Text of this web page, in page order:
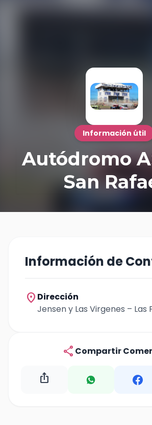
Información útil
Autódromo
San
Información de
location_on Dirección
Jensen y Las Virgenes – Las
share Compartir
ios_share